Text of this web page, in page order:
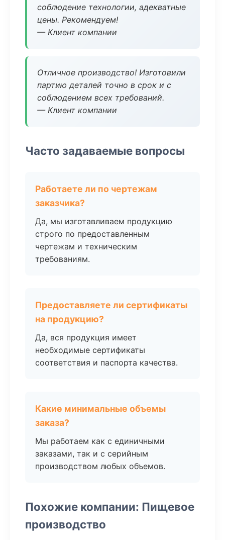
соблюдение технологии, адекватные
цены. Рекомендуем!
— Клиент компании
Отличное производство! Изготовили
партию деталей точно в срок и с
соблюдением всех требований.
— Клиент компании
Часто задаваемые вопросы
Работаете ли по чертежам
заказчика?
Да, мы изготавливаем продукцию
строго по предоставленным
чертежам и техническим
требованиям.
Предоставляете ли сертификаты
на продукцию?
Да, вся продукция имеет
необходимые сертификаты
соответствия и паспорта качества.
Какие минимальные объемы
заказа?
Мы работаем как с единичными
заказами, так и с серийным
производством любых объемов.
Похожие компании: Пищевое
производство